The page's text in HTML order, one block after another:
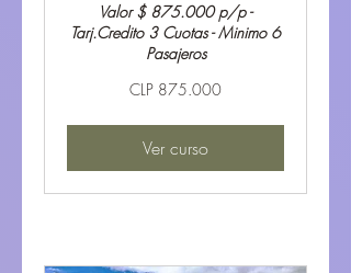
Valor $ 875.000 p/p -
Tarj.Credito 3 Cuotas - Minimo 6
Pasajeros
CLP 875.000
Ver curso